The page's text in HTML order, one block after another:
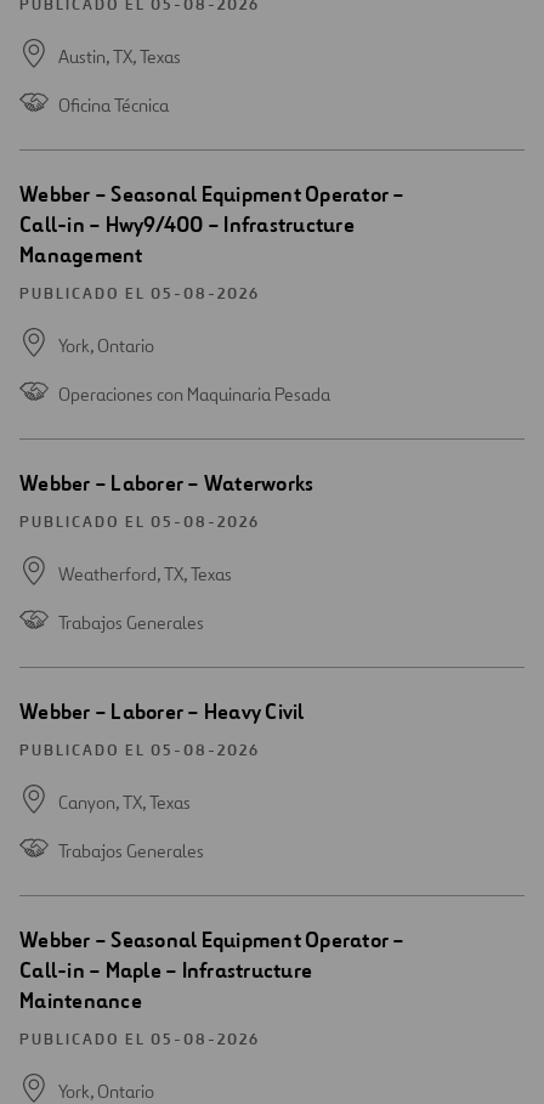
nueva
PUBLICADO EL 05-08-2026
Austin, TX,Texas
Oficina Técnica
Abrir
nueva
ventana
Webber – Seasonal Equipment Operator –
Call-in – Hwy9/400 – Infrastructure
Management
PUBLICADO EL 05-08-2026
York, Ontario
Operaciones con Maquinaria Pesada
Abrir
nueva
Webber – Laborer – Waterworks
PUBLICADO EL 05-08-2026
Weatherford, TX,Texas
Trabajos Generales
Abrir
nueva
Webber – Laborer – Heavy Civil
PUBLICADO EL 05-08-2026
Canyon, TX,Texas
Trabajos Generales
Abrir
nueva
ventana
Webber – Seasonal Equipment Operator –
Call-in – Maple – Infrastructure
Maintenance
PUBLICADO EL 05-08-2026
York, Ontario